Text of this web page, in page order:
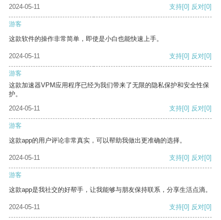
2024-05-11 支持[0] 反对[0]
游客
这款软件的操作非常简单，即使是小白也能快速上手。
2024-05-11 支持[0] 反对[0]
游客
这款加速器VPM应用程序已经为我们带来了无限的隐私保护和安全性保
护。
2024-05-11
支持[0] 反对[0]
游客
这款app的用户评论非常真实，可以帮助我做出更准确的选择。
2024-05-11 支持[0] 反对[0]
游客
这款app是我社交的好帮手，让我能够与朋友保持联系，分享生活点滴。
2024-05-11 支持[0] 反对[0]